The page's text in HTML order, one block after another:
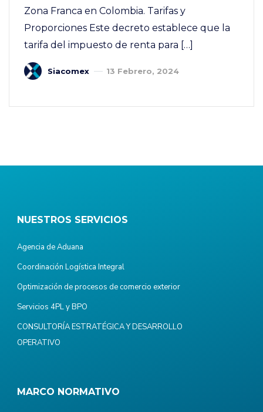
Zona Franca en Colombia. Tarifas y
Proporciones Este decreto establece que la
tarifa del impuesto de renta para […]
Siacomex 13 Febrero, 2024
NUESTROS SERVICIOS
Agencia de Aduana
Coordinación Logística Integral
Optimización de procesos de comercio exterior
Servicios 4PL y BPO
CONSULTORÍA ESTRATÉGICA Y DESARROLLO
OPERATIVO
MARCO NORMATIVO